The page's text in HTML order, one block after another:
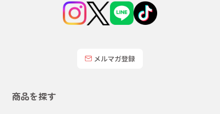
メルマガ登録
商品を探す